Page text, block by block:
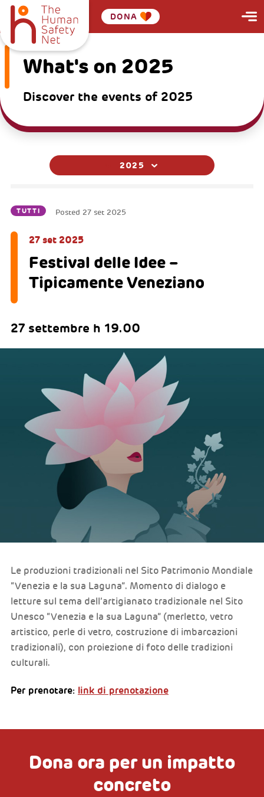
DONA
What's on 2025
Discover the events of 2025
2025
TUTTI Posted 27 set 2025
27 set 2025
Festival delle Idee –
Tipicamente Veneziano
27 settembre h 19.00
Le produzioni tradizionali nel Sito Patrimonio Mondiale
“Venezia e la sua Laguna”. Momento di dialogo e
letture sul tema dell’artigianato tradizionale nel Sito
Unesco “Venezia e la sua Laguna” (merletto, vetro
artistico, perle di vetro, costruzione di imbarcazioni
tradizionali), con proiezione di foto delle tradizioni
culturali.
Per prenotare: link di prenotazione
Dona ora per un impatto
concreto